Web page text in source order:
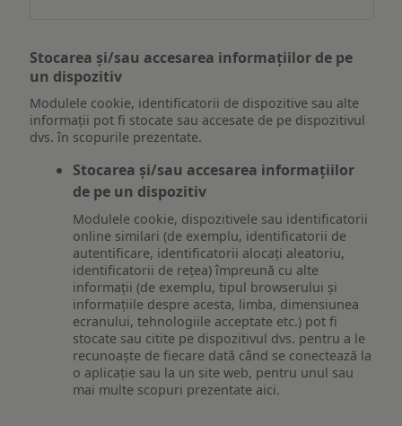
Stocarea și/sau accesarea informațiilor de pe
un dispozitiv
Modulele cookie, identificatorii de dispozitive sau alte
informații pot fi stocate sau accesate de pe dispozitivul
dvs. în scopurile prezentate.
Stocarea și/sau accesarea informațiilor
de pe un dispozitiv
Modulele cookie, dispozitivele sau identificatorii
online similari (de exemplu, identificatorii de
autentificare, identificatorii alocați aleatoriu,
identificatorii de rețea) împreună cu alte
informații (de exemplu, tipul browserului și
informațiile despre acesta, limba, dimensiunea
ecranului, tehnologiile acceptate etc.) pot fi
stocate sau citite pe dispozitivul dvs. pentru a le
recunoaște de fiecare dată când se conectează la
o aplicație sau la un site web, pentru unul sau
mai multe scopuri prezentate aici.